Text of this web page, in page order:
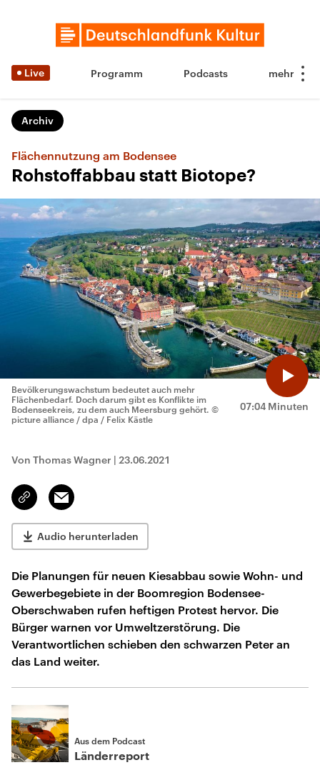
Live Programm Podcasts
Archiv
Flächennutzung am Bodensee
Rohstoffabbau statt Biotope?
07:04 Minuten
Bevölkerungswachstum bedeutet auch mehr
Flächenbedarf. Doch darum gibt es Konflikte im
Bodenseekreis, zu dem auch Meersburg gehört. ©
picture alliance / dpa / Felix Kästle
Von Thomas Wagner | 23.06.2021
Link
kopieren/teilen
Email
Audio herunterladen
Die Planungen für neuen Kiesabbau sowie Wohn- und
Gewerbegebiete in der Boomregion Bodensee-
Oberschwaben rufen heftigen Protest hervor. Die
Bürger warnen vor Umweltzerstörung. Die
Verantwortlichen schieben den schwarzen Peter an
das Land weiter.
Aus dem Podcast
Länderreport